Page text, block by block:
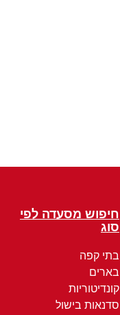
חיפוש מסעדה לפי
סוג
בתי קפה
בארים
קונדיטוריות
סדנאות בישול